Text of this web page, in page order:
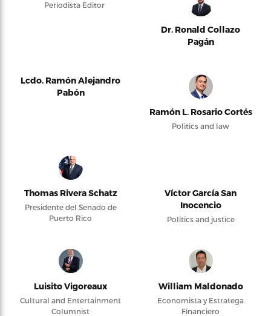
Periodista Editor
Dr. Ronald Collazo
Pagán
Lcdo. Ramón Alejandro
Pabón
Ramón L. Rosario Cortés
Politics and law
Thomas Rivera Schatz
Presidente del Senado de
Puerto Rico
Víctor García San
Inocencio
Politics and justice
Luisito Vigoreaux
Cultural and Entertainment
Columnist
William Maldonado
Economista y Estratega
Financiero